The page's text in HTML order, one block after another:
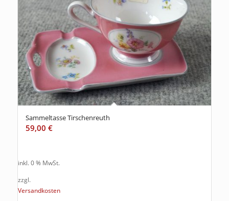
Sammeltasse Tirschenreuth
59,00 €
inkl. 0 % MwSt.
zzgl.
Versandkosten